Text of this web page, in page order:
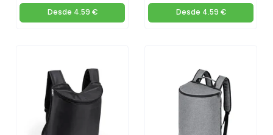
Desde 4.59 € Desde 4.59 €